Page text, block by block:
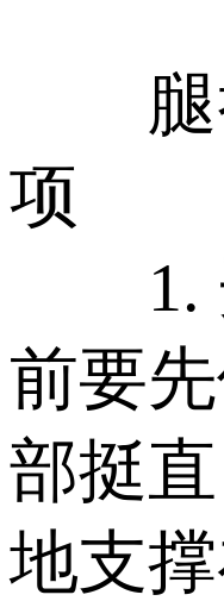
腿
项
1.
前要
部挺
地支